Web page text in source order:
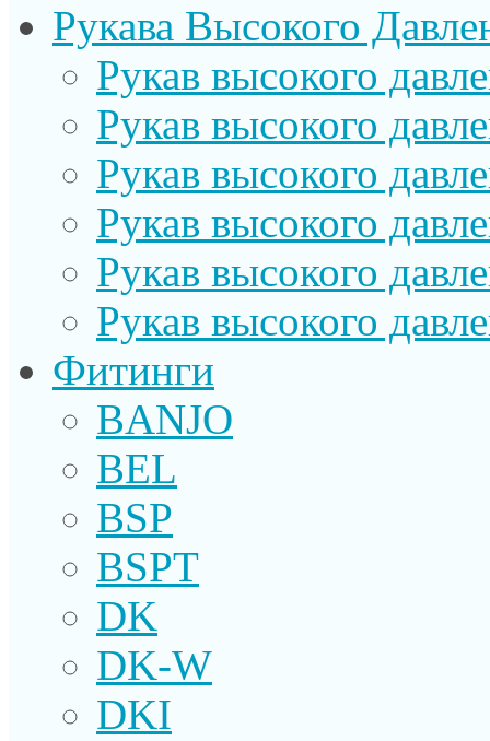
Рукава Высокого
Рукав выcокого
Рукав высокого
Рукав высокого
Рукав высокого
Рукав высокого
Рукав высокого
Фитинги
BANJO
BEL
BSP
BSPT
DK
DK-W
DKI